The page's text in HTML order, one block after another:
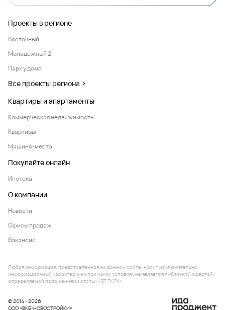
Проекты в регионе
Восточный
Молодежный 2
Парк у дома
Все проекты региона
Квартиры и апартаменты
Коммерческая недвижимость
Квартиры
Машино-места
Покупайте онлайн
Ипотека
О компании
Новости
Офисы продаж
Вакансии
© 2014 - 2026
ООО «ВКБ-НОВОСТРОЙКИ»
Любая информация, представленная на данном сайте, носит исключительно
информационный характер и ни при каких условиях не является публичной офертой,
определяемой положениями статьи 437 ГК РФ.